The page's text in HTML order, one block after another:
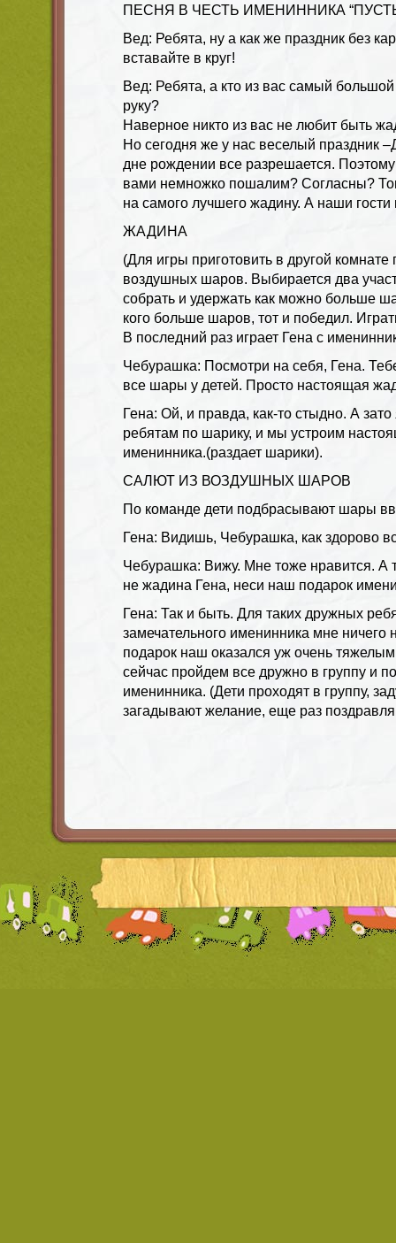
ПЕСНЯ В ЧЕСТЬ ИМЕНИННИКА
Вед: Ребята, ну а как же праздник без
вставайте в круг!
Вед: Ребята, а кто из вас самый
руку?
Наверное никто из вас не любит быть
Но сегодня же у нас веселый
дне рождении все разрешается.
вами немножко пошалим? Согласны?
на самого лучшего жадину. А наши гости
ЖАДИНА
(Для игры приготовить в другой
воздушных шаров. Выбирается два
собрать и удержать как можно больше
кого больше шаров, тот и победил.
В последний раз играет Гена с
Чебурашка: Посмотри на себя, Гена.
все шары у детей. Просто настоящая
Гена: Ой, и правда, как-то стыдно. А
ребятам по шарику, и мы устроим
именинника.(раздает шарики).
САЛЮТ ИЗ ВОЗДУШНЫХ ШАРОВ
По команде дети подбрасывают шары
Гена: Видишь, Чебурашка, как здорово
Чебурашка: Вижу. Мне тоже нравится. А
не жадина Гена, неси наш подарок
Гена: Так и быть. Для таких дружных
замечательного именинника мне ничего
подарок наш оказался уж очень
сейчас пройдем все дружно в группу и
именинника. (Дети проходят в группу,
загадывают желание, еще раз